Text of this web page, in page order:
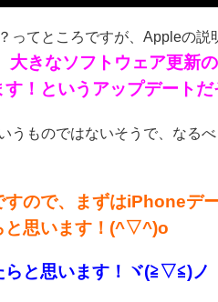
ってところですが、Appleの
大きなソフトウェア更新
！というアップデート
ものではないそうで、なる
ので、まずはiPhoneデ
と思います！(^▽^)o
らと思います！ヾ(≧▽≦)ノ